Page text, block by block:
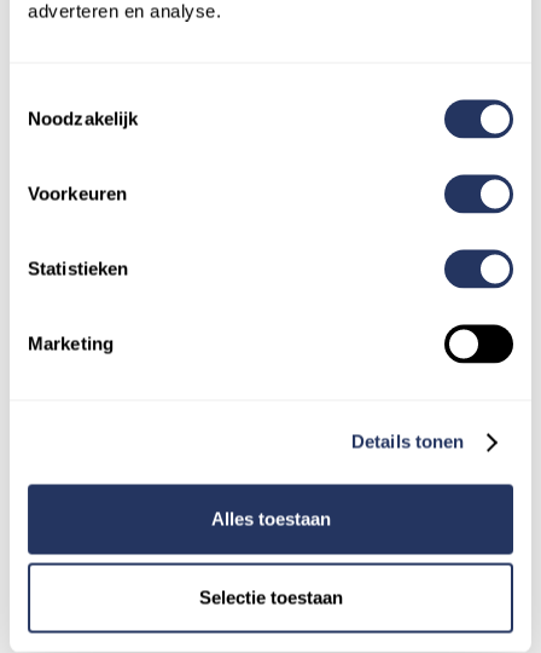
adverteren en analyse.
Noodzakelijk
Voorkeuren
Statistieken
Marketing
Details tonen
Alles toestaan
Selectie toestaan
Je hoeft het niet allemaal zelf te doen.
energie over voor wat écht belangrijk is. Vind
Verder lezen